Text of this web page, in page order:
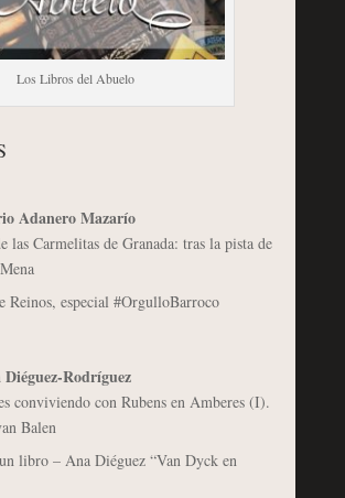
Los Libros del Abuelo
Adanero Mazarío
las Carmelitas de Granada: tras la pista de
Reinos, especial #OrgulloBarroco
Rodríguez
conviviendo con Rubens en Amberes (I).
Balen
libro – Ana Diéguez “Van Dyck en